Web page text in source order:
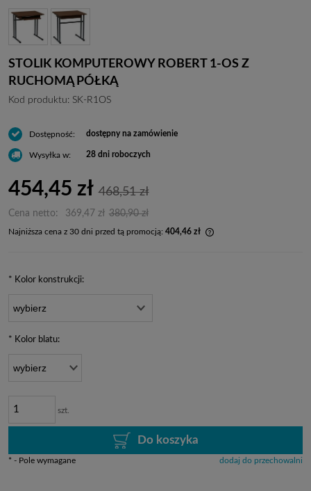
STOLIK KOMPUTEROWY ROBERT 1-OS Z
RUCHOMĄ PÓŁKĄ
Kod produktu: SK-R1OS
Dostępność: dostępny na zamówienie
Wysyłka w: 28 dni roboczych
454,45 zł 468,51 zł
Cena netto: 369,47 zł 380,90 zł
Najniższa cena z 30 dni przed tą promocją: 404,46 zł
* Kolor konstrukcji:
* Kolor blatu:
szt.
Do koszyka
dodaj do przechowalni
* - Pole wymagane